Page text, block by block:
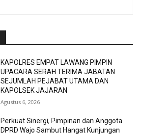
KAPOLRES EMPAT LAWANG PIMPIN
UPACARA SERAH TERIMA JABATAN
SEJUMLAH PEJABAT UTAMA DAN
KAPOLSEK JAJARAN
Agustus 6, 2026
Perkuat Sinergi, Pimpinan dan Anggota
DPRD Wajo Sambut Hangat Kunjungan